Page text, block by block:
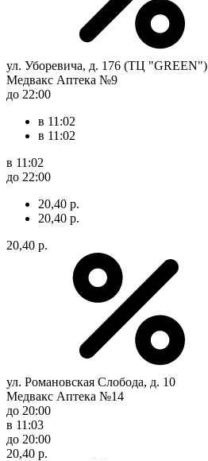
ул. Уборевича, д. 176 (ТЦ "GREEN")
Медвакс Аптека №9
до 22:00
в 11:02
в 11:02
в 11:02
до 22:00
20,40 р.
20,40 р.
20,40 р.
ул. Романовская Слобода, д. 10
Медвакс Аптека №14
до 20:00
в 11:03
до 20:00
20,40 р.